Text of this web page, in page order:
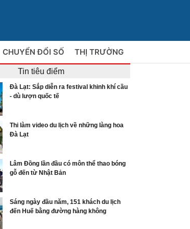
CHUYỂN ĐỔI SỐ THỊ TRƯỜNG
Tin tiêu điểm
Đà Lạt: Sắp diễn ra festival khinh khí cầu
- dù lượn quốc tế
Thi làm video du lịch về những làng hoa
Đà Lạt
Lâm Đồng lần đầu có môn thể thao bóng
gỗ đến từ Nhật Bản
Sáng ngày đầu năm, 151 khách du lịch
đến Huế bằng đường hàng không